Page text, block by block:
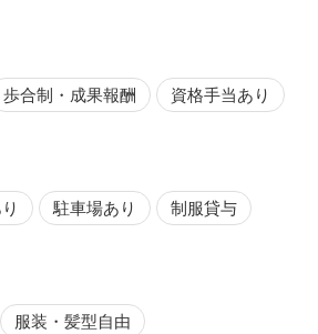
歩合制・成果報酬 資格手当あり
駐車場あり 制服貸与
服装・髪型自由